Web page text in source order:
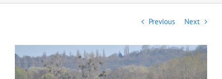
Previous Next
Larger
Image